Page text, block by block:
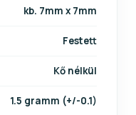
kb. 7mm x 7mm
Festett
Kő nélkül
1.5 gramm (+/-0.1)